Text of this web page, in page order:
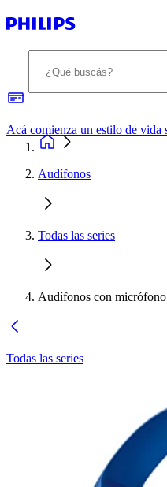
Audífonos
Todas las series
Audífonos con micrófono
Todas las series